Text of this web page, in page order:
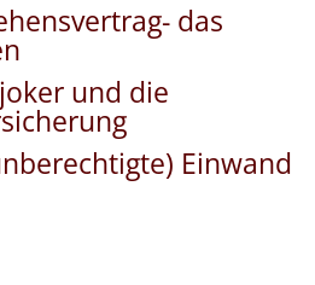
das
und die
Einwand